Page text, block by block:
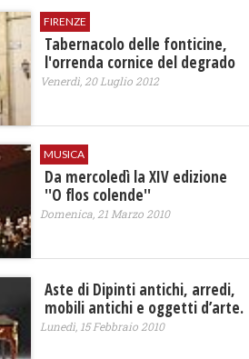
FIRENZE
Tabernacolo delle fonticine,
l'orrenda cornice del degrado
Venerdì, 20 Luglio 2012
MUSICA
Da mercoledì la XIV edizione
''O flos colende''
Domenica, 21 Marzo 2010
Aste di Dipinti antichi, arredi,
mobili antichi e oggetti d’arte.
Lunedì, 15 Febbraio 2010